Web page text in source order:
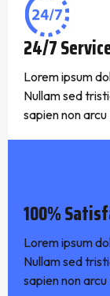
24/7
Lorem ipsum
Nullam sed
sapien non
100%
Lorem ipsum
Nullam sed
sapien non